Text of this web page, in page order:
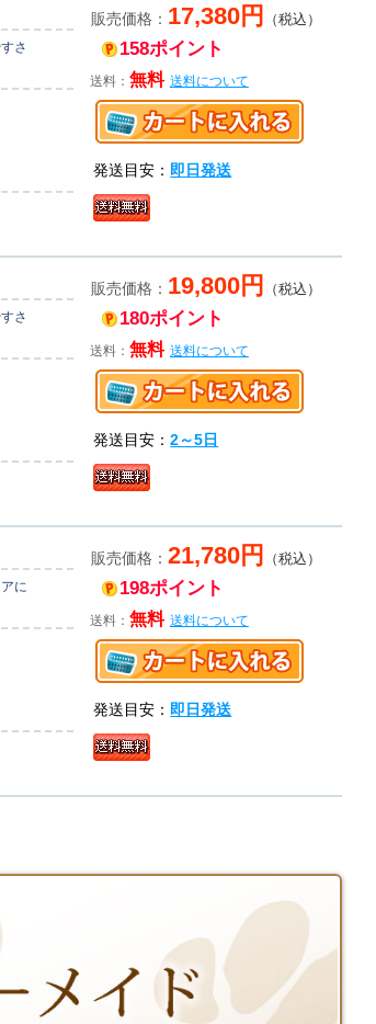
さ
販売価格： 17,380円 （税込）
158ポイント
送料： 無料 送料について
発送目安：即日発送
さ
販売価格： 19,800円 （税込）
180ポイント
送料： 無料 送料について
発送目安：2～5日
に
販売価格： 21,780円 （税込）
198ポイント
送料： 無料 送料について
発送目安：即日発送